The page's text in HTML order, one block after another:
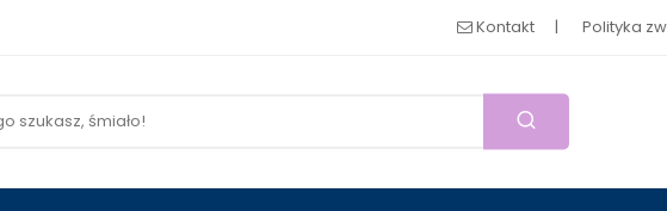
Kontakt Polityka